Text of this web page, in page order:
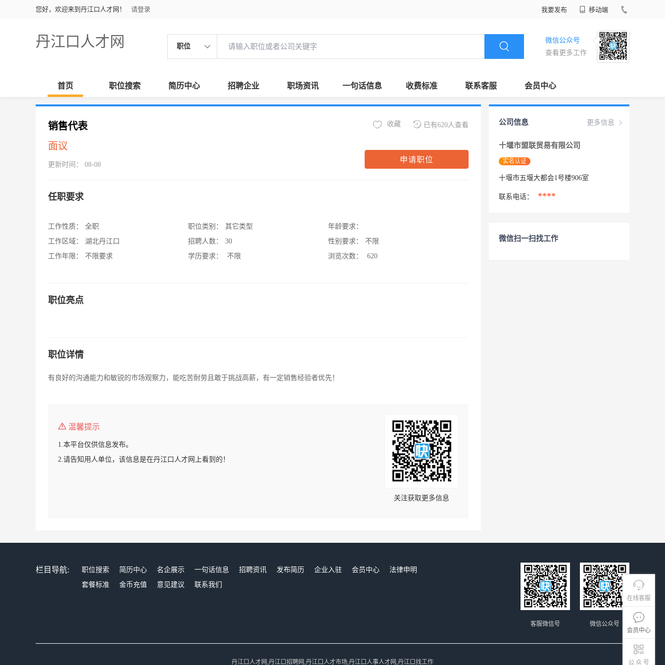
您好，欢迎来到丹江口人才网！ 请登录 我要发布 移动端
丹江口人才网 职位
微信公众号
查看更多工作
首页 职位搜索 简历中心 招聘企业 职场资讯 一句话信息 收费标准 联系客服 会员中心
在线客服
会员中心
公 众 号
销售代表
面议
更新时间： 08-08
已有620人查看
收藏
申请职位
任职要求
工作性质：
全职
工作区域：
湖北丹江口
工作年限：
不限要求
职位类别：
其它类型
招聘人数：
30
学历要求：
不限
年龄要求：
性别要求：
不限
浏览次数：
620
职位亮点
职位详情
有良好的沟通能力和敏锐的市场观察力，能吃苦耐劳且敢于挑战高薪，有一定销售经验者优先！
温馨提示
1.本平台仅供信息发布。
2.请告知用人单位，该信息是在丹江口人才网上看到的！
关注获取更多信息
更多信息
公司信息
十堰市盟联贸易有限公司
实名认证
十堰市五堰大都会1号楼906室
联系电话： ****
微信扫一扫找工作
栏目导航: 职位搜索 简历中心 名企展示 一句话信息 招聘资讯 发布简历 企业入驻 会员中心
法律申明
套餐标准
金币充值 意见建议 联系我们
微信公众号
客服微信号
丹江口人才网,丹江口招聘网,丹江口人才市场,丹江口人事人才网,丹江口找工作